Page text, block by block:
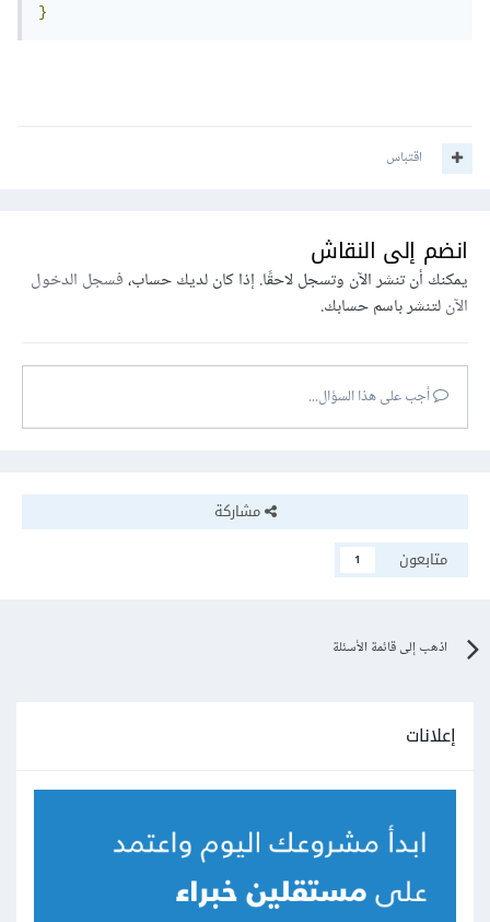
}
اقتباس
انضم إلى النقاش
يمكنك أن تنشر الآن وتسجل لاحقًا. إذا كان لديك حساب،فسجل الدخول
الآنلتنشر باسم حسابك.
أجب على هذا السؤال...
مشاركة
متابعون
1
اذهب إلى قائمة الأسئلة
إعلانات